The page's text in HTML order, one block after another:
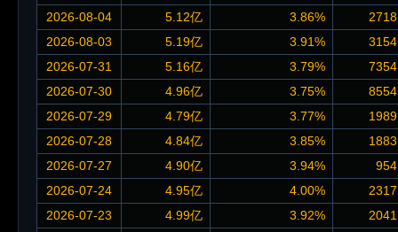
2026-08-04
5.12亿 3.86%
2026-08-03
5.19亿 3.91%
2026-07-31
5.16亿 3.79%
2026-07-30
4.96亿 3.75%
2026-07-29
4.79亿 3.77%
2026-07-28
4.84亿 3.85%
2026-07-27
4.90亿 3.94%
2026-07-24
4.95亿 4.00%
2026-07-23
4.99亿 3.92%